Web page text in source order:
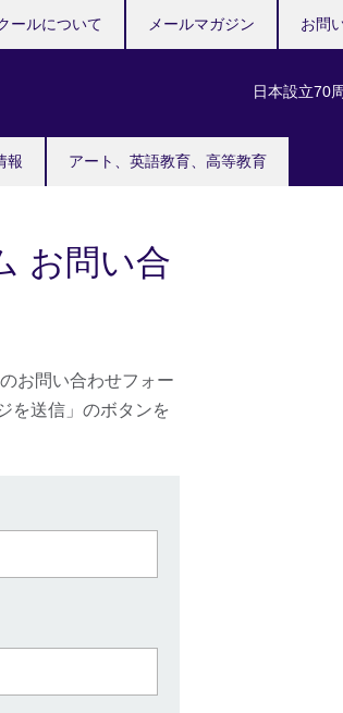
報 アート、英語教育、高等教育
日本設立70
ールについて メールマガジン お問
お問い合
お問い合わせフォー
を送信」のボタンを